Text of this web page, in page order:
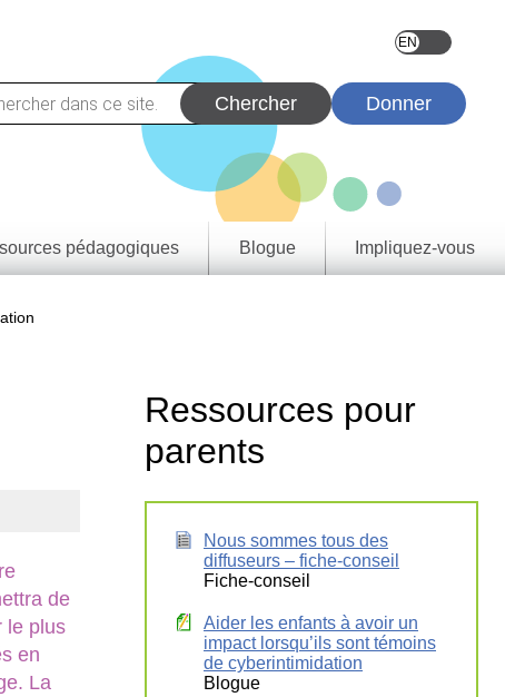
Donner
pédagogiques
Blogue Impliquez-vous
de
le plus
en
La
Ressources pour
parents
Nous sommes tous des
diffuseurs – fiche-conseil
Fiche-conseil
Aider les enfants à avoir un
impact lorsqu’ils sont témoins
de cyberintimidation
Blogue